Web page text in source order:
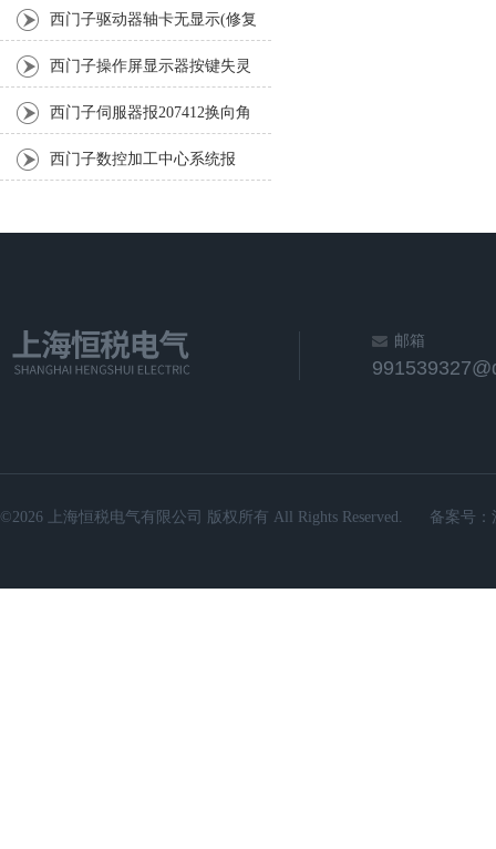
期润滑吗？
西门子驱动器轴卡无显示(修复
解决及方法)
西门子操作屏显示器按键失灵
常见故障修理
西门子伺服器报207412换向角
出错3小时修复解决问题
西门子数控加工中心系统报
邮箱
©2026 上海恒税电气有限公司 版权所有 All Rights Reserved. 备案号：